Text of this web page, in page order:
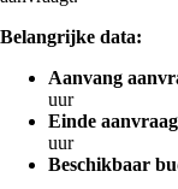
Belangrijke data:
Aanvang
uur
Einde
uur
Beschikbaar